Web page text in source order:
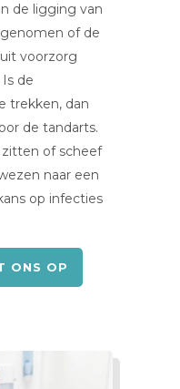
de ligging van
of de
voorzorg
de
trekken, dan
de tandarts.
of scheef
naar een
op infecties
ONS OP